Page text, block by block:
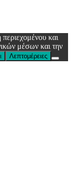
και
μέσων και την
Λεπτομέρειες